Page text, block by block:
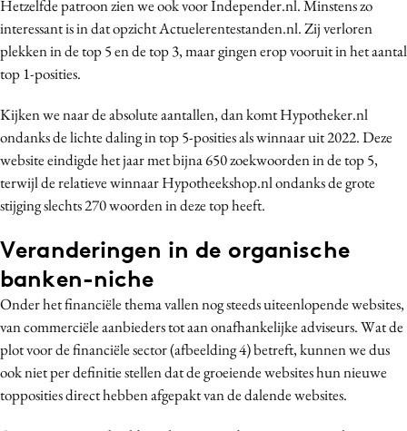
Hetzelfde patroon zien we ook voor Independer.nl. Minstens zo
interessant is in dat opzicht Actuelerentestanden.nl. Zij verloren
plekken in de top 5 en de top 3, maar gingen erop vooruit in het aantal
top 1-posities.
Kijken we naar de absolute aantallen, dan komt Hypotheker.nl
ondanks de lichte daling in top 5-posities als winnaar uit 2022. Deze
website eindigde het jaar met bijna 650 zoekwoorden in de top 5,
terwijl de relatieve winnaar Hypotheekshop.nl ondanks de grote
stijging slechts 270 woorden in deze top heeft.
Veranderingen in de organische
banken-niche
Onder het financiële thema vallen nog steeds uiteenlopende websites,
van commerciële aanbieders tot aan onafhankelijke adviseurs. Wat de
plot voor de financiële sector (afbeelding 4) betreft, kunnen we dus
ook niet per definitie stellen dat de groeiende websites hun nieuwe
topposities direct hebben afgepakt van de dalende websites.